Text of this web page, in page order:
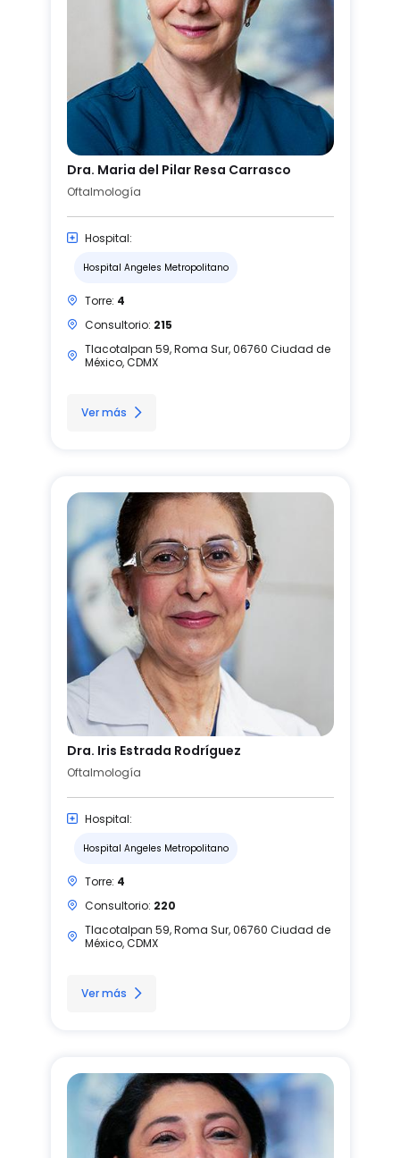
Dra. Maria del Pilar Resa Carrasco
Oftalmología
Hospital:
Hospital Angeles Metropolitano
Torre: 4
Consultorio: 215
Tlacotalpan 59, Roma Sur, 06760 Ciudad de
México, CDMX
Ver más
Dra. Iris Estrada Rodríguez
Oftalmología
Hospital:
Hospital Angeles Metropolitano
Torre: 4
Consultorio: 220
Tlacotalpan 59, Roma Sur, 06760 Ciudad de
México, CDMX
Ver más